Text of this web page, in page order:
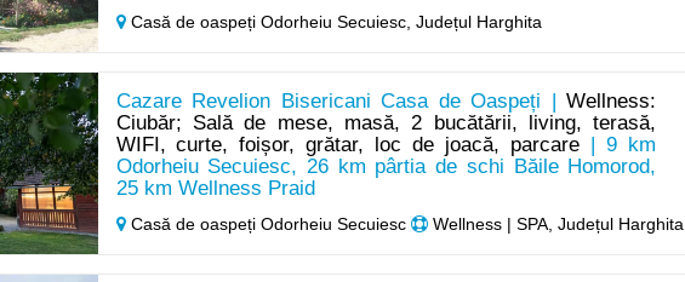
Casă de oaspeți Odorheiu Secuiesc, Județul Harghita
Cazare Revelion Bisericani Casa de Oaspeți |Wellness:
Ciubăr; Sală de mese, masă, 2 bucătării, living, terasă,
WIFI, curte, foișor, grătar, loc de joacă, parcare | 9 km
Odorheiu Secuiesc, 26 km pârtia de schi Băile Homorod,
25 km Wellness Praid
Casă de oaspeți Odorheiu Secuiesc Wellness | SPA, Județul Harghita